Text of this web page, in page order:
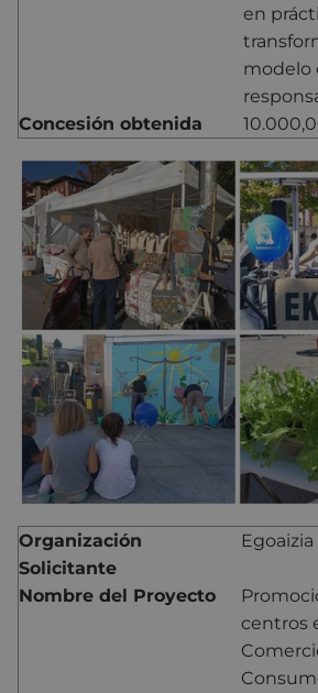
en
modelo
Concesión obtenida
Organización
Solicitante
Egoaizia
Nombre del Proyecto
centros